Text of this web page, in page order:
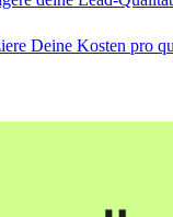
Deine Kosten pro